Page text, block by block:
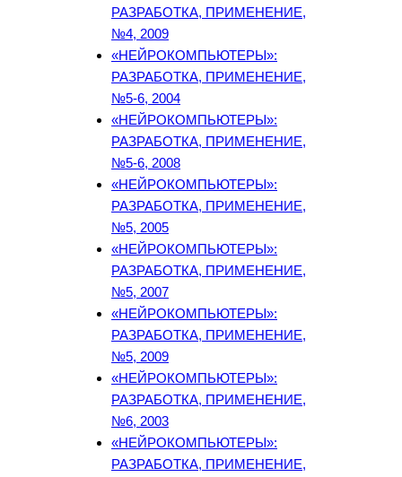
РАЗРАБОТКА, ПРИМЕНЕНИЕ,
№4, 2009
«НЕЙРОКОМПЬЮТЕРЫ»:
РАЗРАБОТКА, ПРИМЕНЕНИЕ,
№5-6, 2004
«НЕЙРОКОМПЬЮТЕРЫ»:
РАЗРАБОТКА, ПРИМЕНЕНИЕ,
№5-6, 2008
«НЕЙРОКОМПЬЮТЕРЫ»:
РАЗРАБОТКА, ПРИМЕНЕНИЕ,
№5, 2005
«НЕЙРОКОМПЬЮТЕРЫ»:
РАЗРАБОТКА, ПРИМЕНЕНИЕ,
№5, 2007
«НЕЙРОКОМПЬЮТЕРЫ»:
РАЗРАБОТКА, ПРИМЕНЕНИЕ,
№5, 2009
«НЕЙРОКОМПЬЮТЕРЫ»:
РАЗРАБОТКА, ПРИМЕНЕНИЕ,
№6, 2003
«НЕЙРОКОМПЬЮТЕРЫ»:
РАЗРАБОТКА, ПРИМЕНЕНИЕ,